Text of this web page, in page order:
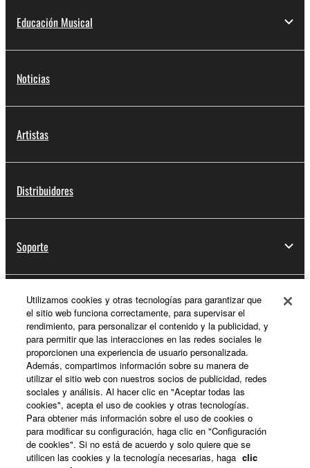
Educación Musical
Noticias
Artistas
Distribuidores
Soporte
Registro de Yamaha Music ID
Acerca de Yamaha
España - Spanish
Empresa
Utilizamos cookies y otras tecnologías para garantizar que
el sitio web funciona correctamente, para supervisar el
rendimiento, para personalizar el contenido y la publicidad, y
para permitir que las interacciones en las redes sociales le
proporcionen una experiencia de usuario personalizada.
Además, compartimos información sobre su manera de
utilizar el sitio web con nuestros socios de publicidad, redes
sociales y análisis. Al hacer clic en "Aceptar todas las
cookies", acepta el uso de cookies y otras tecnologías.
Para obtener más información sobre el uso de cookies o
para modificar su configuración, haga clic en "Configuración
de cookies". Si no está de acuerdo y solo quiere que se
utilicen las cookies y la tecnología necesarias, haga clic